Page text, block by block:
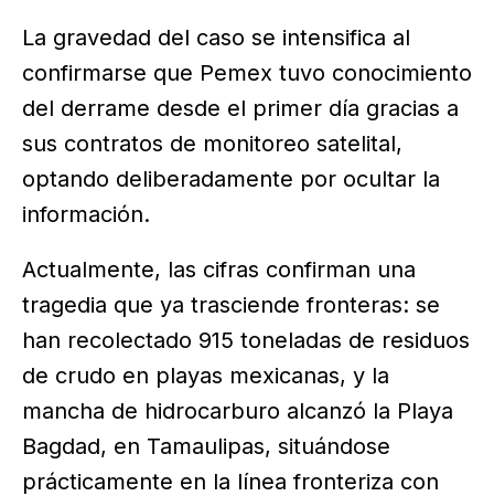
La gravedad del caso se intensifica al
confirmarse que Pemex tuvo conocimiento
del derrame desde el primer día gracias a
sus contratos de monitoreo satelital,
optando deliberadamente por ocultar la
información.
Actualmente, las cifras confirman una
tragedia que ya trasciende fronteras: se
han recolectado 915 toneladas de residuos
de crudo en playas mexicanas, y la
mancha de hidrocarburo alcanzó la Playa
Bagdad, en Tamaulipas, situándose
prácticamente en la línea fronteriza con